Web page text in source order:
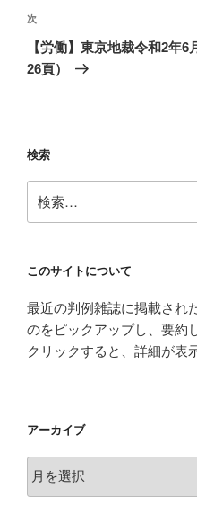
ゲ
ー
シ
次
の
投
次
【労働】東京地裁令和2年
26頁）
検索
索:
このサイトについて
最近の判例雑誌に掲載され
のをピックアップし、要約
クリックすると、詳細が表
アーカイブ
ー